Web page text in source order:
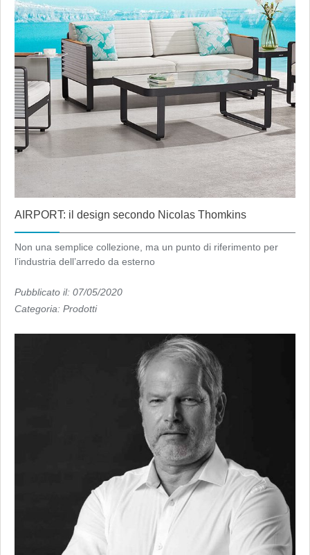
AIRPORT: il design secondo Nicolas Thomkins
Non una semplice collezione, ma un punto di riferimento per
l’industria dell’arredo da esterno
Pubblicato il: 07/05/2020
Categoria: Prodotti